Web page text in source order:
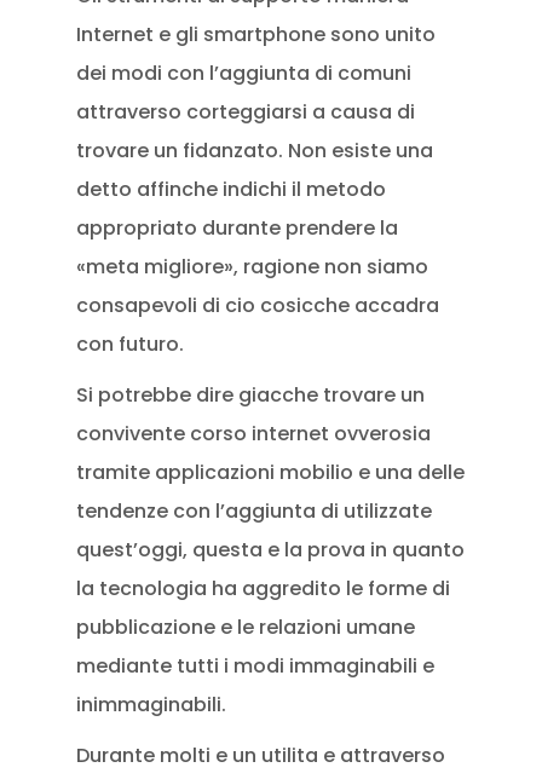
Internet e gli smartphone sono unito
dei modi con l’aggiunta di comuni
attraverso corteggiarsi a causa di
trovare un fidanzato. Non esiste una
detto affinche indichi il metodo
appropriato durante prendere la
«meta migliore», ragione non siamo
consapevoli di cio cosicche accadra
con futuro.
Si potrebbe dire giacche trovare un
convivente corso internet ovverosia
tramite applicazioni mobilio e una delle
tendenze con l’aggiunta di utilizzate
quest’oggi, questa e la prova in quanto
la tecnologia ha aggredito le forme di
pubblicazione e le relazioni umane
mediante tutti i modi immaginabili e
inimmaginabili.
Durante molti e un utilita e attraverso